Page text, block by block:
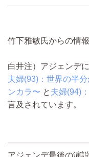
竹下雅敏氏からの情報
白井注）アジェンデ
夫婦(93)：世界の半
ンカラ〜 と 夫婦(94)
言及されています。
アジェンデ最後の演説